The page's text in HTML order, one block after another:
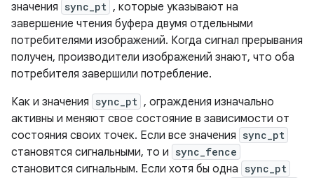
значения sync_pt , которые указывают на
завершение чтения буфера двумя отдельными
потребителями изображений. Когда сигнал прерывания
получен, производители изображений знают, что оба
потребителя завершили потребление.
Как и значения sync_pt , ограждения изначально
активны и меняют свое состояние в зависимости от
состояния своих точек. Если все значения sync_pt
становятся сигнальными, то и sync_fence
становится сигнальным. Если хотя бы одна sync_pt